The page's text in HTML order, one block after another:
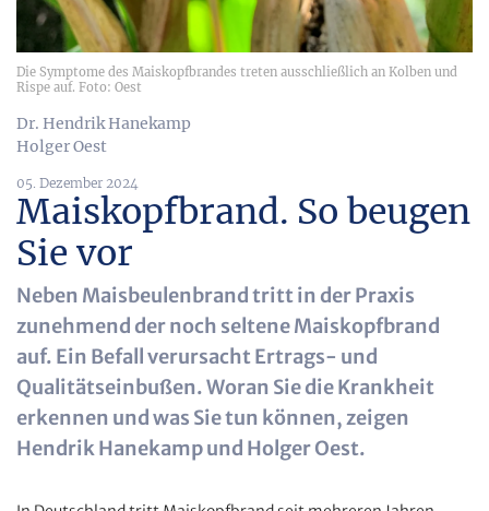
Die Symptome des Maiskopfbrandes treten ausschließlich an Kolben und
Rispe auf. Foto: Oest
Dr. Hendrik Hanekamp
Holger Oest
05. Dezember 2024
Maiskopfbrand. So beugen
Sie vor
Neben Maisbeulenbrand tritt in der Praxis
zunehmend der noch seltene Maiskopfbrand
auf. Ein Befall verursacht Ertrags- und
Qualitätseinbußen. Woran Sie die Krankheit
erkennen und was Sie tun können, zeigen
Hendrik Hanekamp und Holger Oest.